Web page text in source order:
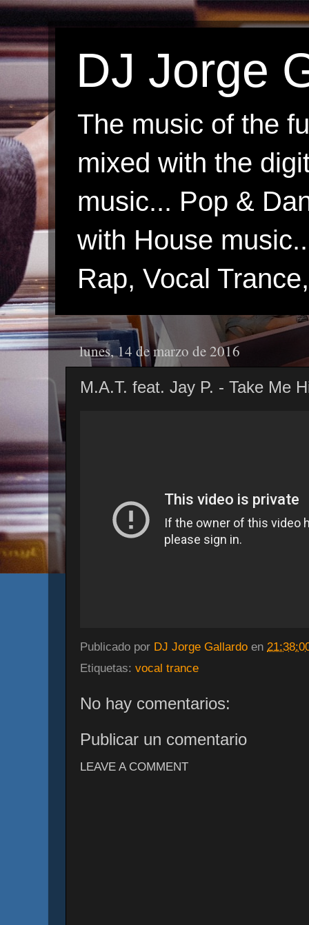
DJ Jorge
The music of the
mixed with the
music... Pop &
with House
Rap, Vocal
lunes, 14 de marzo de 2016
M.A.T. feat. Jay P. - Take Me
Publicado por DJ Jorge Gallardo en
Etiquetas: vocal trance
No hay comentarios:
Publicar un comentario
LEAVE A COMMENT